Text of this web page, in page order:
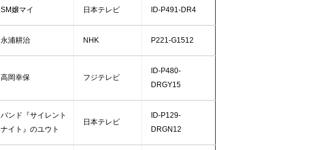
SM嬢マイ 日本テレビ ID-P491-DR4
永浦耕治 NHK P221-G1512
高岡幸保 フジテレビ
ID-P480-
DRGY15
バンド『サイレント
ナイト』のユウト
日本テレビ
ID-P129-
DRGN12